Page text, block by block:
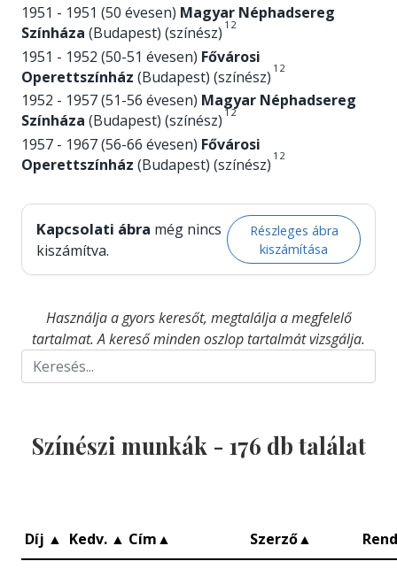
1951 - 1951 (50 évesen) Magyar Néphadsereg
Színháza (Budapest) (színész) 1 2
1951 - 1952 (50-51 évesen) Fővárosi
Operettszínház (Budapest) (színész) 1 2
1952 - 1957 (51-56 évesen) Magyar Néphadsereg
Színháza (Budapest) (színész) 12
1957 - 1967 (56-66 évesen) Fővárosi
Operettszínház (Budapest) (színész) 1 2
Kapcsolati ábra még nincs
kiszámítva.
Részleges ábra
kiszámítása
Használja a gyors keresőt, megtalálja a megfelelő
tartalmat. A kereső minden oszlop tartalmát vizsgálja.
Színészi munkák - 176 db találat
Díj ▲ Kedv. ▲ Cím▲ Szerző▲